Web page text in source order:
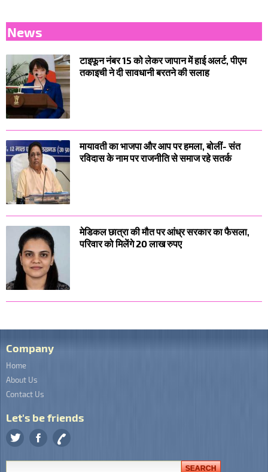
News
टाइफून नंबर 15 को लेकर जापान में हाई अलर्ट, पीएम
तकाइची ने दी सावधानी बरतने की सलाह
मायावती का भाजपा और आप पर हमला, बोलीं- संत
रविदास के नाम पर राजनीति से समाज रहे सतर्क
मेडिकल छात्रा की मौत पर आंध्र सरकार का फैसला,
परिवार को मिलेंगे 20 लाख रुपए
Company
Home
About Us
Contact Us
Let's be friends